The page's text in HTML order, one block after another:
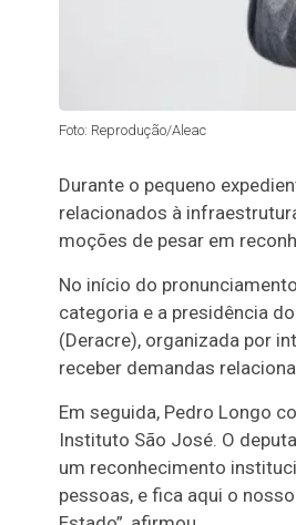
Foto: Reprodução/Aleac
Durante o pequeno
relacionados à
moções de pesar em
No início do
categoria e a presidência
(Deracre), organizada por
receber demandas
Em seguida, Pedro Longo
Instituto São José. O
um reconhecimento
pessoas, e fica aqui o